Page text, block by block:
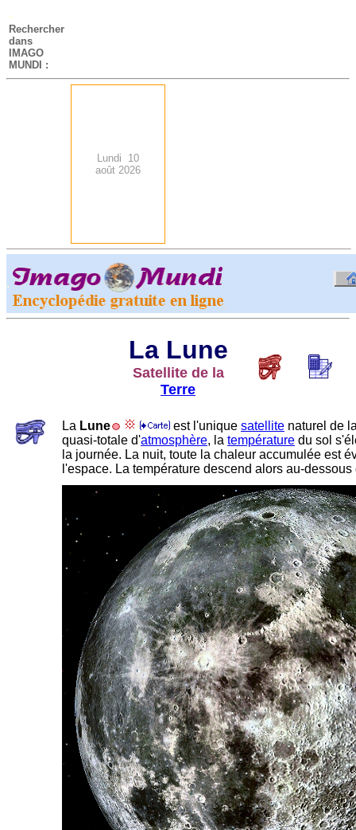
-
Rechercher
dans
IMAGO
MUNDI :
Lundi 10
août 2026
.
-
La Lune
Satellite de la
Terre
La Lune - est l'unique satellite naturel de
quasi-totale d'atmosphère, la température du sol
la journée. La nuit, toute la chaleur accumulée est
l'espace. La température descend alors au-
-